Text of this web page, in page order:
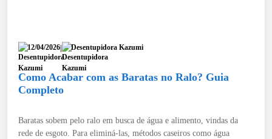
12/04/2026 Desentupidora Kazumi
Como Acabar com as Baratas no Ralo? Guia
Completo
Baratas sobem pelo ralo em busca de água e alimento, vindas da
rede de esgoto. Para eliminá-las, métodos caseiros como água